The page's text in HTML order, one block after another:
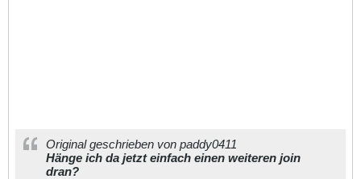
Original geschrieben von paddy0411
Hänge ich da jetzt einfach einen weiteren join
dran?